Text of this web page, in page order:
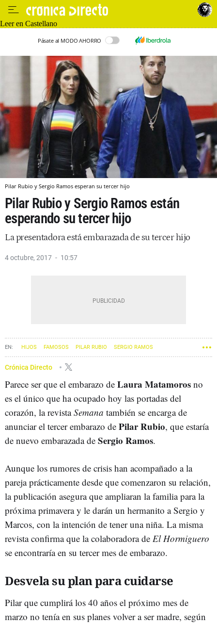
Leer en Castellano
Pásate al MODO AHORRO
Pilar Rubio y Sergio Ramos esperan su tercer hijo
Pilar Rubio y Sergio Ramos están
esperando su tercer hijo
La presentadora está embarazada de su tercer hijo
4 octubre, 2017 10:57
HIJOS FAMOSOS PILAR RUBIO SERGIO RAMOS
Crónica Directo
Parece ser que el embarazo de Laura Matamoros no
es el único que ha ocupado hoy las portadas del
corazón, la revistaSemana también se encarga de
anunciar el tercer embarazo de Pilar Rubio, que estaría
de nuevo embarazada de Sergio Ramos.
Aunque los rumores de crisis han acompañado a la
pareja prácticamente desde que comenzaron su relación,
la publicación asegura que ampliaran la familia para la
próxima primavera y le darán un hermanito a Sergio y
Marcos, con la intención de tener una niña. La misma
revista confirma que la colaboradora de El Hormiguero
se encontraría en su tercer mes de embarazo.
Desvela su plan para cuidarse
Pilar que cumplirá los 40 años el próximo mes de
marzo no tenía en sus planes volver a ser madre, según